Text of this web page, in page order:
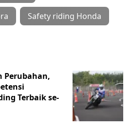
Safety riding Honda
Perubahan,
Terbaik se-